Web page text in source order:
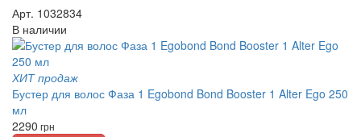
Арт. 1032834
В наличии
ХИТ продаж
Бустер для волос Фаза 1 Egobond Bond Booster 1 Alter Ego 250
мл
2290 грн